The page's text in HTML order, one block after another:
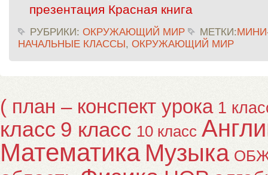
презентация Красная книга
РУБРИКИ: ОКРУЖАЮЩИЙ МИР МЕТКИ:
НАЧАЛЬНЫЕ КЛАССЫ, ОКРУЖАЮЩИЙ МИР
( план – конспект урока 1
класс 9 класс 10 класс
Математика Музыка